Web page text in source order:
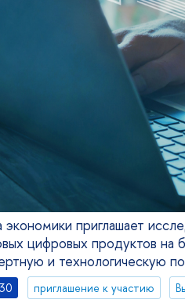
приглашает
цифровых продуктов на
и технологическую
приглашение к участию